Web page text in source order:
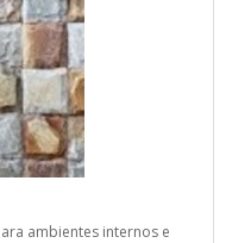
ambientes internos e